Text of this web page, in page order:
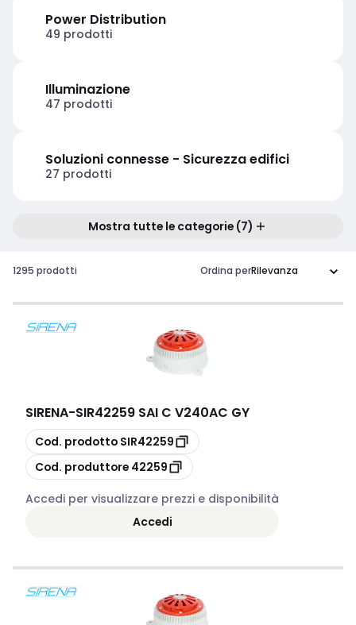
Power Distribution
49 prodotti
Illuminazione
47 prodotti
Soluzioni connesse - Sicurezza edifici
27 prodotti
Mostra tutte le categorie (7)
1295 prodotti Ordina per
SIRENA-SIR42259 SAI C V240AC GY
copia
Cod. prodotto SIR42259
copia
Cod. produttore 42259
Accedi per visualizzare prezzi e disponibilità
Accedi